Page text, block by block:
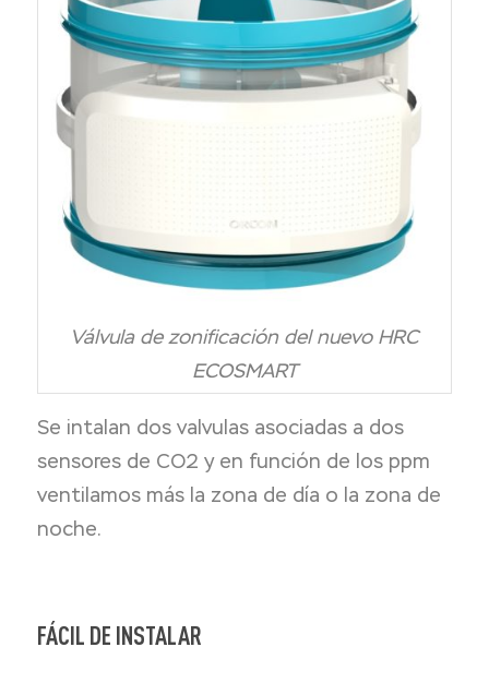
Válvula de zonificación del nuevo HRC
ECOSMART
Se intalan dos valvulas asociadas a dos
sensores de CO2 y en función de los ppm
ventilamos más la zona de día o la zona de
noche.
FÁCIL DE INSTALAR